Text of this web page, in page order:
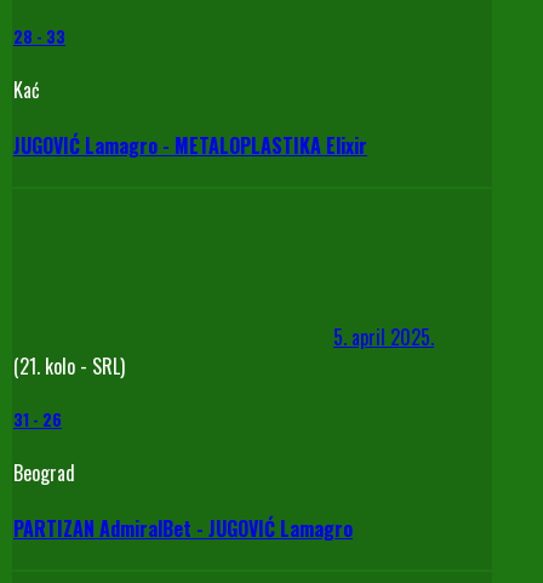
28 - 33
Kać
JUGOVIĆ Lamagro - METALOPLASTIKA Elixir
5. april 2025.
(21. kolo - SRL)
31 - 26
Beograd
PARTIZAN AdmiralBet - JUGOVIĆ Lamagro